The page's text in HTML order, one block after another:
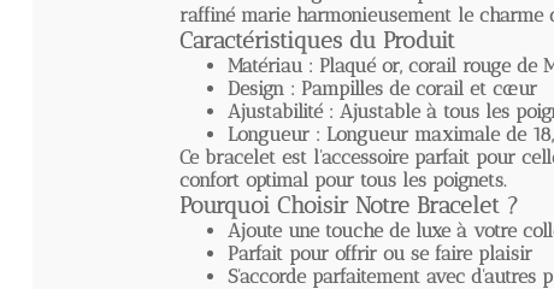
raffiné marie harmonieusement le charme
Caractéristiques du Produit
Matériau :Plaqué or, corail rouge de
Design :Pampilles de corail et cœur
Ajustabilité :Ajustable à tous les
Longueur :Longueur maximale de 18,5
Ce bracelet est l'accessoire parfait pour
confort optimal pour tous les poignets.
Pourquoi Choisir Notre Bracelet ?
Ajoute une touche de luxe à votre
Parfait pour offrir ou se faire plaisir
S'accorde parfaitement avec d'autres